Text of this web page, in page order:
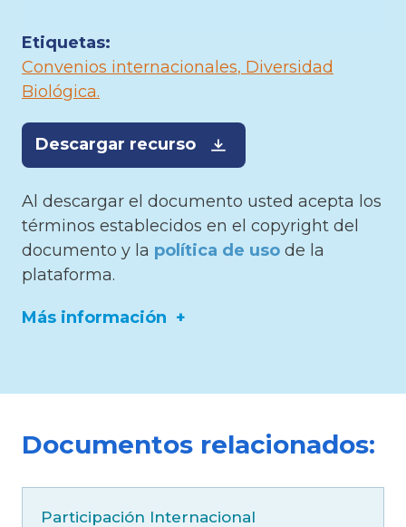
Etiquetas:
Convenios internacionales Diversidad
Biológica
Descargar recurso
Al descargar el documento usted acepta los
términos establecidos en el copyright del
documento y la política de uso de la
plataforma.
Más información
Fuente:Gaceta Oficial
Documentos relacionados:
Participación Internacional